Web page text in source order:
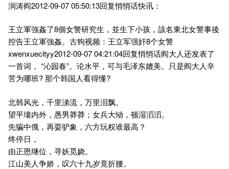
润涛阎2012-09-07 05:50:13回复悄悄话快讯：
王立軍強姦了8個女警研究生，並生下小孩，該名東北女警事後
控告王立軍強姦。古狗视频：王立军强奸8个女警
xwenxuecityy2012-09-07 04:21:04回复悄悄话阎大人还发表了
一首词， “沁园春”。论水平，可与毛泽东媲美。只是阎大人辛
苦为哪班? 那个韩国人看得懂?
北韩风光，千里涕流，万里泪飘。
望平壤内外，愚男莽莽；女兵大恸，顿湿滔滔。
先骗中俄，再耍驴象，六方玩权谁最高？
终停日，
由正恩继位，寻妖觅娆。
江山美人争娇，叹六十九岁竟折腰。